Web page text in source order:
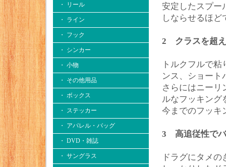
・ リール
・ ライン
・ フック
・ シンカー
・ 小物
・ その他用品
・ ボックス
・ ステッカー
・ アパレル・バッグ
・ DVD・雑誌
・ サングラス
安定したスプー
しならせるほど
2 クラスを超
トルクフルで
ンス、ショート
さらにはニーリ
ルなフッキング
今までのフッキ
3 高追従性で
ドラグにタメ